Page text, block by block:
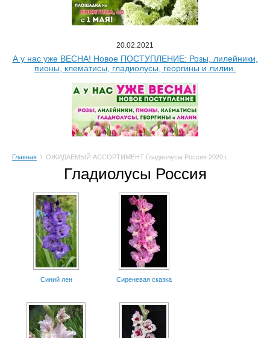
Главная \ ОЖИДАЕМЫЙ АССОРТИМЕНТ Гладиолусы Россия 2020 г.
Гладиолусы Россия
Синий лен Сиреневая сказка
20.02.2021
А у нас уже ВЕСНА! Новое ПОСТУПЛЕНИЕ: Розы, лилейники,
пионы, клематисы, гладиолусы, георгины и лилии.